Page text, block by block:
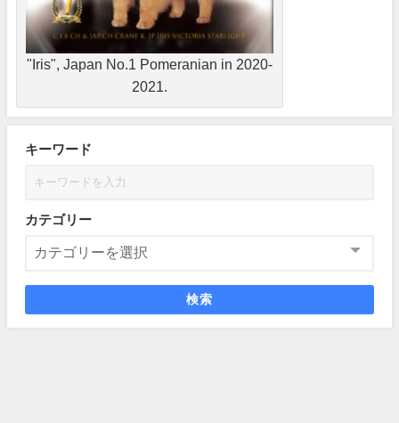
"Iris", Japan No.1 Pomeranian in 2020-
2021.
キーワード
カテゴリー
検索